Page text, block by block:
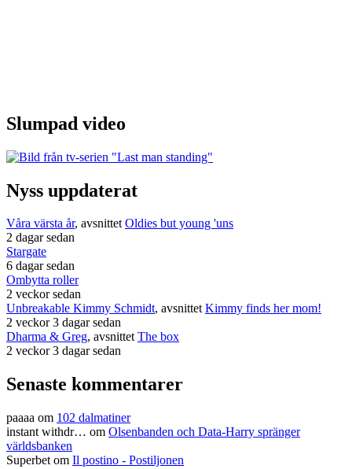
Slumpad video
Nyss uppdaterat
Våra värsta år, avsnittetOldies but young 'uns
2 dagar sedan
Stargate
6 dagar sedan
Ombytta roller
2 veckor sedan
Unbreakable Kimmy Schmidt, avsnittetKimmy finds her mom!
2 veckor 3 dagar sedan
Dharma & Greg, avsnittetThe box
2 veckor 3 dagar sedan
Senaste kommentarer
paaaa om 102 dalmatiner
instant withdr… om Olsenbanden och Data-Harry spränger
världsbanken
Superbet om Il postino - Postiljonen